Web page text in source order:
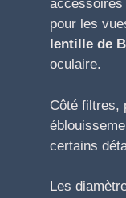
accessoires
pour les
lentille de
oculaire.
Côté filtres,
certains
Les